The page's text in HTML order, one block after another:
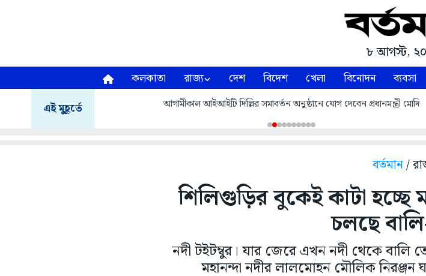
৮ আগস্ট,
কলকাতা রাজ্য দেশ বিদেশ খেলা বিনোদন ব্যবসা
এই মুহূর্তে আগামীকাল আইআইটি দিল্লির সমাবর্তন অনুষ্ঠানে যোগ দেবেন প্রধানমন্ত্রী মোদি
বর্তমান/
শিলিগুড়ির বুকেই কাটা হচ্ছে
চলছে
নদী টইটম্বুর। যার জেরে এখন নদী থেকে বালি
মহানন্দা নদীর লালমোহন মৌলিক নিরঞ্জন